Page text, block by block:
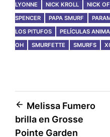
LYONNE
NICK KROLL NICK
SPENCER
PAPA SMURF
LOS PITUFOS
PELÍCULAS
OH
SMURFETTE SMURFS
Post
navigation
Melissa Fumero
brilla en Grosse
Pointe Garden